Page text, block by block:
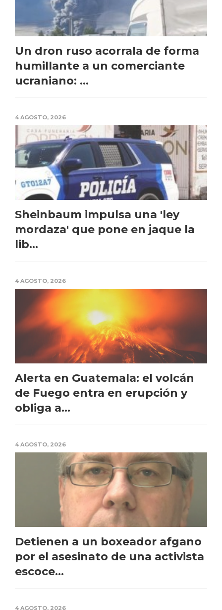
Un dron ruso acorrala de forma
humillante a un comerciante
ucraniano: ...
4 AGOSTO, 2026
Sheinbaum impulsa una 'ley
mordaza' que pone en jaque la
lib...
4 AGOSTO, 2026
Alerta en Guatemala: el volcán
de Fuego entra en erupción y
obliga a...
4 AGOSTO, 2026
Detienen a un boxeador afgano
por el asesinato de una activista
escoce...
4 AGOSTO, 2026